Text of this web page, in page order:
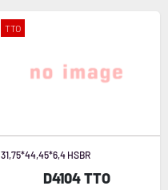
TTO
31,75*44,45*6,4 HSBR
D4104 TTO